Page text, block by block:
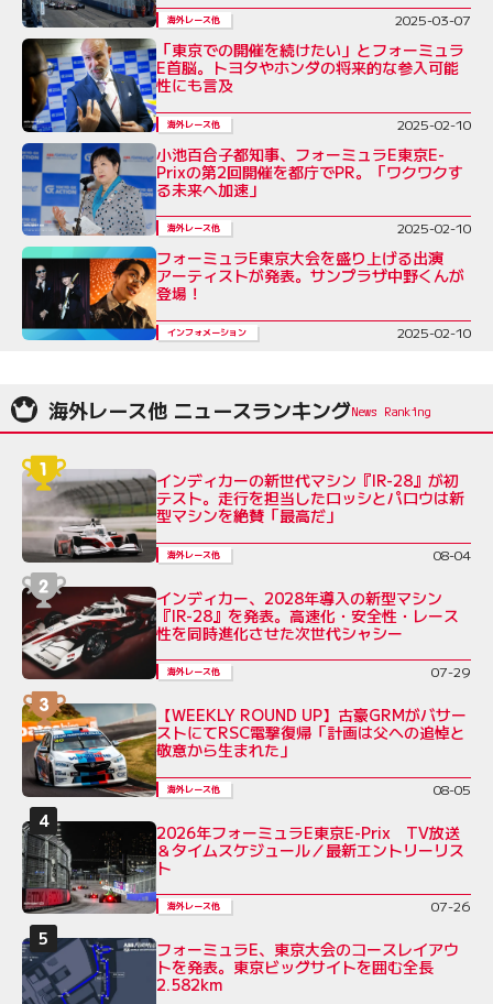
海外レース他 2025-03-07
「東京での開催を続けたい」とフォーミュラ
E首脳。トヨタやホンダの将来的な参入可能
性にも言及
海外レース他 2025-02-10
小池百合子都知事、フォーミュラE東京E-
Prixの第2回開催を都庁でPR。「ワクワクす
る未来へ加速」
海外レース他 2025-02-10
フォーミュラE東京大会を盛り上げる出演
アーティストが発表。サンプラザ中野くんが
登場！
インフォメーション 2025-02-10
海外レース他 ニュースランキング
インディカーの新世代マシン『IR-28』が初
テスト。走行を担当したロッシとパロウは新
型マシンを絶賛「最高だ」
海外レース他 08-04
インディカー、2028年導入の新型マシン
『IR-28』を発表。高速化・安全性・レース
性を同時進化させた次世代シャシー
海外レース他 07-29
【WEEKLY ROUND UP】古豪GRMがバサー
ストにてRSC電撃復帰「計画は父への追悼と
敬意から生まれた」
海外レース他 08-05
2026年フォーミュラE東京E-Prix TV放送
＆タイムスケジュール／最新エントリーリス
ト
海外レース他 07-26
フォーミュラE、東京大会のコースレイアウ
トを発表。東京ビッグサイトを囲む全長
2.582km